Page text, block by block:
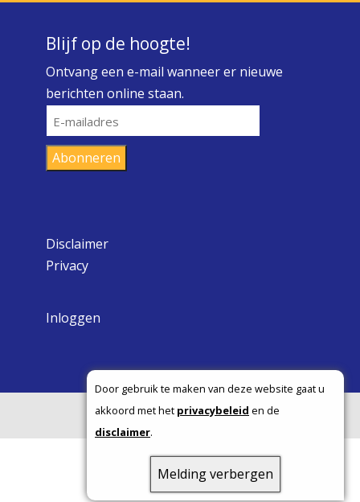
Door gebruik te maken van deze website gaat u
akkoord met het privacybeleid en de
disclaimer.
Melding verbergen
Blijf op de hoogte!
Ontvang een e-mail wanneer er nieuwe
berichten online staan.
E-
mailadres
Abonneren
Disclaimer
Privacy
Inloggen
Copyright ©